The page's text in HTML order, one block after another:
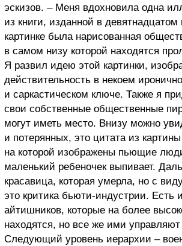
эскизов. – Меня вдохновила одна
из книги, изданной в девятнадцатом
картинке была нарисованная
в самом низу которой находятся
Я развил идею этой картинки,
действительность в некоем
и саркастическом ключе. Также я
свои собственные общественные
могут иметь место. Внизу можно
и потерянных, это цитата из
на которой изображены пьющие
маленький ребеночек выпивает.
красавица, которая умерла, но с
это критика бьюти-индустрии. Есть
айтишников, которые на более
находятся, но все же ими управляют
Следующий уровень иерархии –